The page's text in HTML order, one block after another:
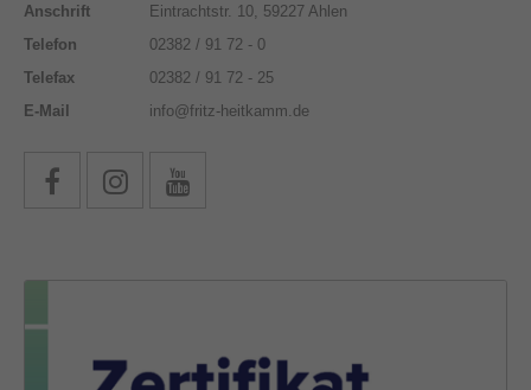
Anschrift
Eintrachtstr. 10, 59227 Ahlen
Telefon
02382 / 91 72 - 0
Telefax
02382 / 91 72 - 25
E-Mail
info@fritz-heitkamm.de